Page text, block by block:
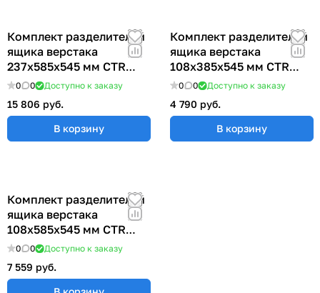
Комплект разделителей
ящика верстака
237х585х545 мм CTR
255L
0 0 Доступно к заказу
15 806 руб.
В корзину
Комплект разделителей
ящика верстака
108х385х545 мм CTR
126S
0 0 Доступно к заказу
4 790 руб.
В корзину
Комплект разделителей
ящика верстака
108х585х545 мм CTR
126L
0 0 Доступно к заказу
7 559 руб.